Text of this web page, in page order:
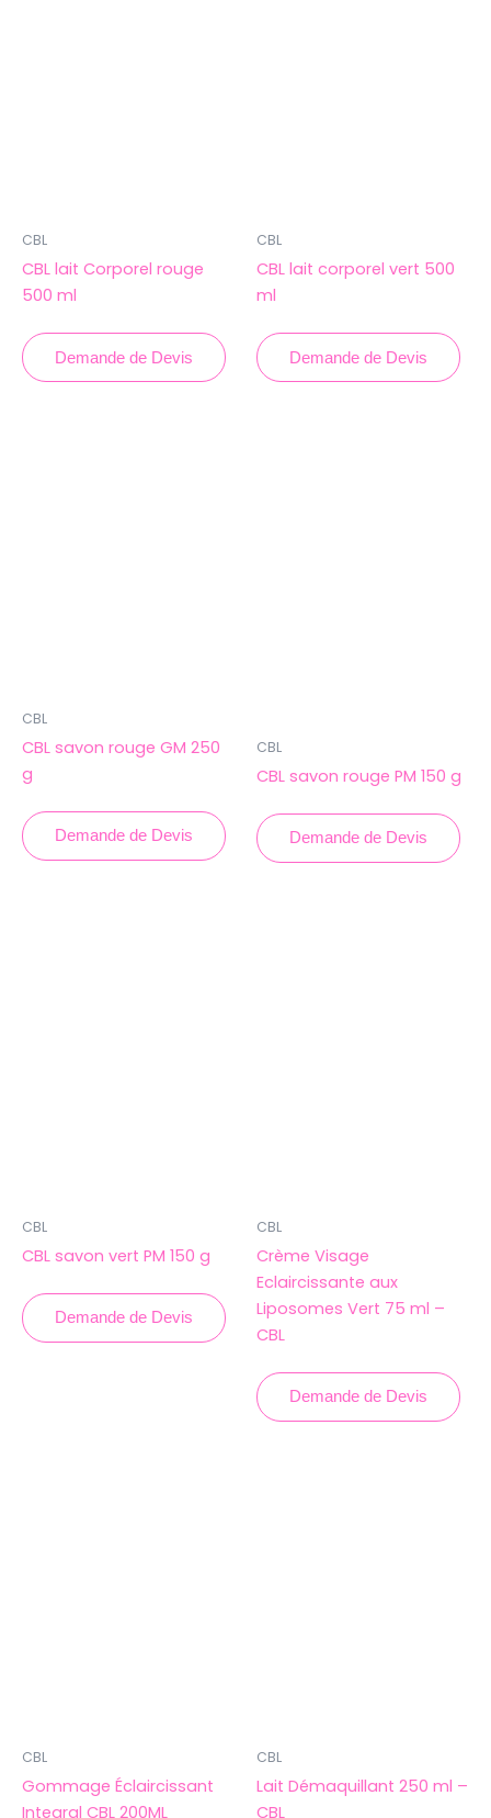
CBL
CBL lait Corporel rouge
500 ml
Demande de Devis
CBL
CBL lait corporel vert 500
ml
Demande de Devis
CBL
CBL savon rouge GM 250
g
Demande de Devis
CBL
CBL savon rouge PM 150 g
Demande de Devis
CBL
CBL savon vert PM 150 g
Demande de Devis
CBL
Crème Visage
Eclaircissante aux
Liposomes Vert 75 ml –
CBL
Demande de Devis
CBL
Gommage Éclaircissant
Integral CBL 200ML
CBL
Lait Démaquillant 250 ml –
CBL